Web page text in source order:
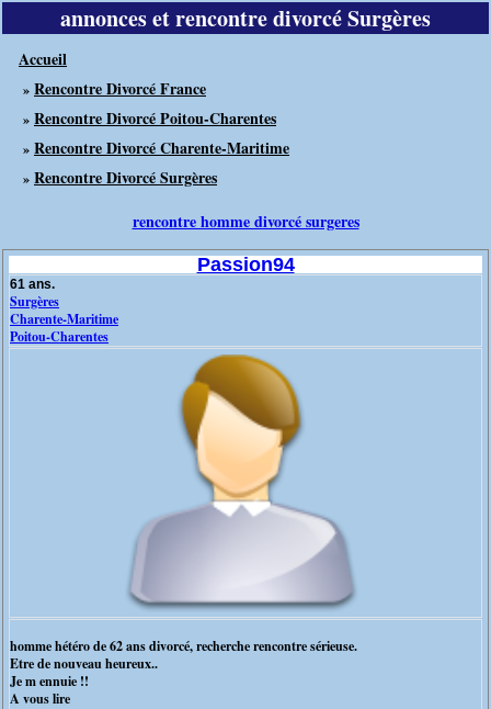
annonces et rencontre divorcé Surgères
Accueil
» Rencontre Divorcé France
» Rencontre Divorcé Poitou-Charentes
» Rencontre Divorcé Charente-Maritime
» Rencontre Divorcé Surgères
rencontre homme divorcé surgeres
Passion94
61 ans.
Surgères
Charente-Maritime
Poitou-Charentes
homme hétéro de 62 ans divorcé, recherche rencontre sérieuse.
Etre de nouveau heureux..
Je m ennuie !!
A vous lire